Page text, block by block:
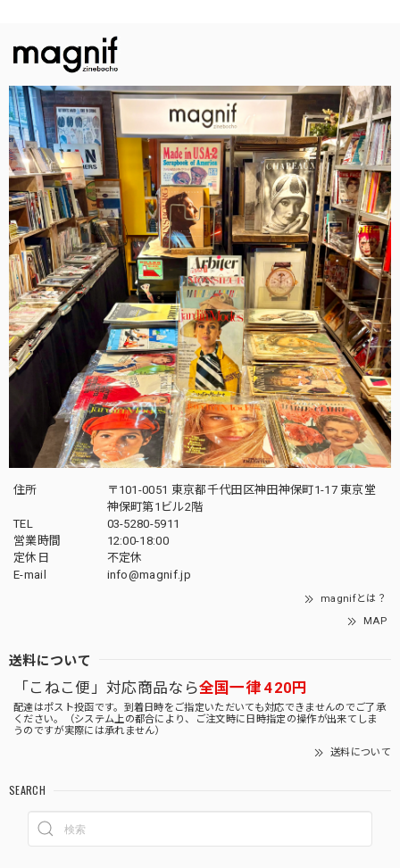
住所
〒101-0051 東京都千代田区神田神保町1-17 東京堂
神保町第1ビル2階
TEL
03-5280-5911
営業時間
12:00-18:00
定休日
不定休
E-mail
info@magnif.jp
magnifとは？
MAP
送料について
「こねこ便」対応商品なら全国一律 420円
配達はポスト投函です。到着日時をご指定いただいても対応できませんのでご了承
ください。（システム上の都合により、ご注文時に日時指定の操作が出来てしま
うのですが実際には承れません）
送料について
SEARCH